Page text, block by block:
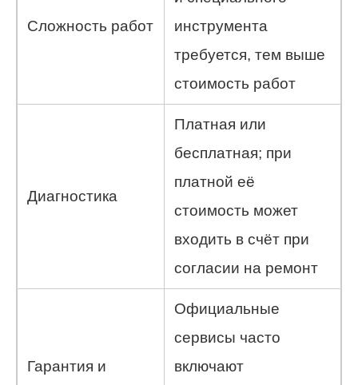
Сложность работ
инструмента
требуется, тем выше
стоимость работ
Диагностика
Платная или
бесплатная; при
платной её
стоимость может
входить в счёт при
согласии на ремонт
Гарантия и
Официальные
сервисы часто
включают